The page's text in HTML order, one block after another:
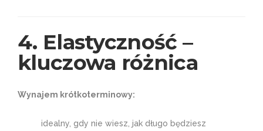
4. Elastyczność –
kluczowa różnica
Wynajem krótkoterminowy:
idealny, gdy nie wiesz, jak długo będziesz